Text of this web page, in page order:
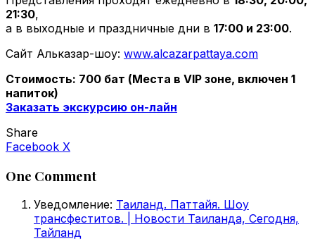
21:30,
а в выходные и праздничные дни в 17:00 и 23:00.
Сайт Альказар-шоу: www.alcazarpattaya.com
Стоимость: 700 бат (Места в VIP зоне, включен 1
напиток)
Заказать экскурсию он-лайн
Share
Facebook X
One Comment
Уведомление: Таиланд. Паттайя. Шоу
трансфеститов. | Новости Таиланда, Сегодня,
Тайланд